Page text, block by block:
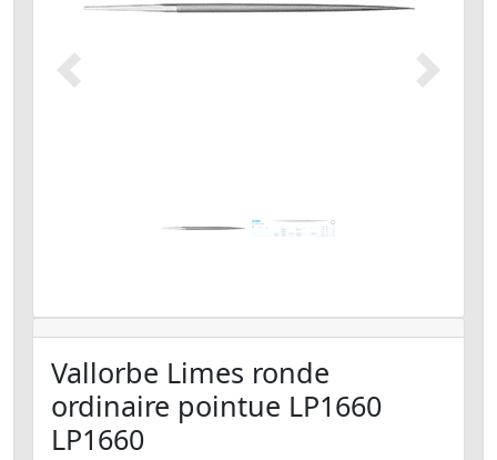
Précédent Suivant
Vallorbe Limes ronde
ordinaire pointue LP1660
LP1660